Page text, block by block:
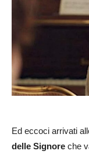
Ed eccoci arrivati
delle Signore che